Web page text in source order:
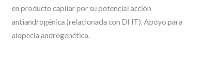
en producto capilar por su potencial acción
antiandrogénica (relacionada con DHT). Apoyo para
alopecia androgenética.